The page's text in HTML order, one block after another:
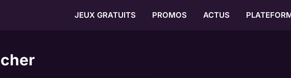
JEUX GRATUITS PROMOS ACTUS